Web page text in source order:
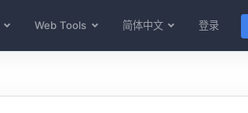
Web Tools 简体中文 登录